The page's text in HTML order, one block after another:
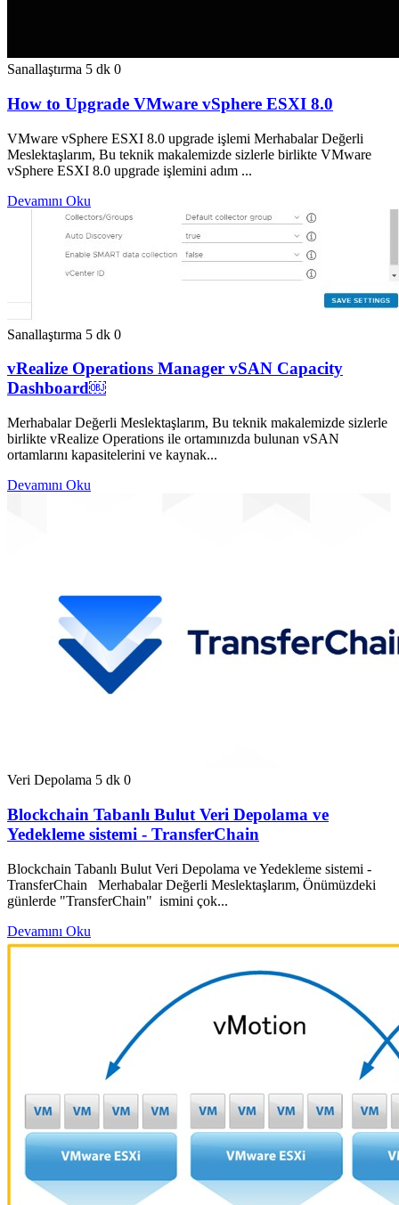
Sanallaştırma 5 dk 0
How to Upgrade VMware vSphere ESXI 8.0
VMware vSphere ESXI 8.0 upgrade işlemi Merhabalar Değerli
Meslektaşlarım, Bu teknik makalemizde sizlerle birlikte VMware
vSphere ESXI 8.0 upgrade işlemini adım ...
Devamını Oku
Sanallaştırma 5 dk 0
vRealize Operations Manager vSAN Capacity
Dashboard￼
Merhabalar Değerli Meslektaşlarım, Bu teknik makalemizde sizlerle
birlikte vRealize Operations ile ortamınızda bulunan vSAN
ortamlarını kapasitelerini ve kaynak...
Devamını Oku
Veri Depolama 5 dk 0
Blockchain Tabanlı Bulut Veri Depolama ve
Yedekleme sistemi - TransferChain
Blockchain Tabanlı Bulut Veri Depolama ve Yedekleme sistemi -
TransferChain Merhabalar Değerli Meslektaşlarım, Önümüzdeki
günlerde "TransferChain" ismini çok...
Devamını Oku